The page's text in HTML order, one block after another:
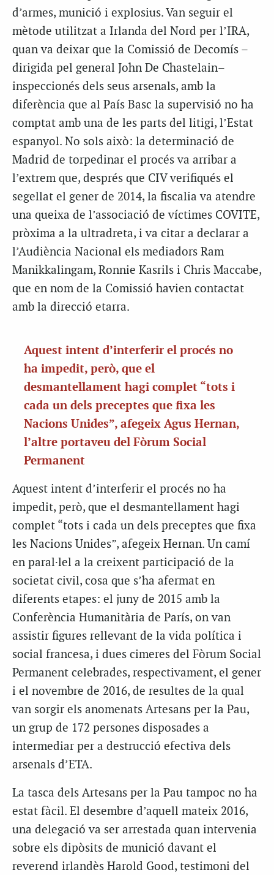
d’armes, munició i explosius. Van seguir el
mètode utilitzat a Irlanda del Nord per l’IRA,
quan va deixar que la Comissió de Decomís –
dirigida pel general John De Chastelain–
inspeccionés dels seus arsenals, amb la
diferència que al País Basc la supervisió no ha
comptat amb una de les parts del litigi, l’Estat
espanyol. No sols això: la determinació de
Madrid de torpedinar el procés va arribar a
l’extrem que, després que CIV verifiqués el
segellat el gener de 2014, la fiscalia va atendre
una queixa de l’associació de víctimes COVITE,
pròxima a la ultradreta, i va citar a declarar a
l’Audiència Nacional els mediadors Ram
Manikkalingam, Ronnie Kasrils i Chris Maccabe,
que en nom de la Comissió havien contactat
amb la direcció etarra.
Aquest intent d’interferir el procés no
ha impedit, però, que el
desmantellament hagi complet “tots i
cada un dels preceptes que fixa les
Nacions Unides”, afegeix Agus Hernan,
l’altre portaveu del Fòrum Social
Permanent
Aquest intent d’interferir el procés no ha
impedit, però, que el desmantellament hagi
complet “tots i cada un dels preceptes que fixa
les Nacions Unides”, afegeix Hernan. Un camí
en paral·lel a la creixent participació de la
societat civil, cosa que s’ha afermat en
diferents etapes: el juny de 2015 amb la
Conferència Humanitària de París, on van
assistir figures rellevant de la vida política i
social francesa, i dues cimeres del Fòrum Social
Permanent celebrades, respectivament, el gener
i el novembre de 2016, de resultes de la qual
van sorgir els anomenats Artesans per la Pau,
un grup de 172 persones disposades a
intermediar per a destrucció efectiva dels
arsenals d’ETA.
La tasca dels Artesans per la Pau tampoc no ha
estat fàcil. El desembre d’aquell mateix 2016,
una delegació va ser arrestada quan intervenia
sobre els dipòsits de munició davant el
reverend irlandès Harold Good, testimoni del